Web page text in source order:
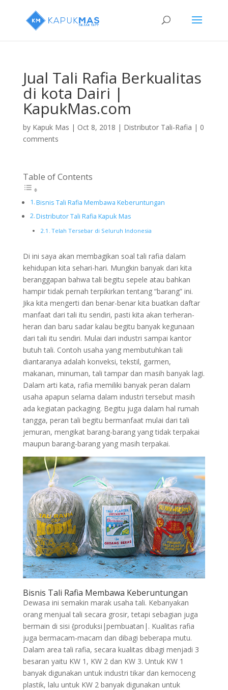
Jual Tali Rafia Berkualitas
di kota Dairi |
KapukMas.com
by Kapuk Mas | Oct 8, 2018 | Distributor Tali-Rafia | 0
comments
Table of Contents
Bisnis Tali Rafia Membawa Keberuntungan
Distributor Tali Rafia Kapuk Mas
Telah Tersebar di Seluruh Indonesia
Di ini saya akan membagikan soal tali rafia dalam
kehidupan kita sehari-hari. Mungkin banyak dari kita
beranggapan bahwa tali begitu sepele atau bahkan
hampir tidak pernah terpikirkan tentang “barang” ini.
Jika kita mengerti dan benar-benar kita buatkan daftar
manfaat dari tali itu sendiri, pasti kita akan terheran-
heran dan baru sadar kalau begitu banyak kegunaan
dari tali itu sendiri. Mulai dari industri sampai kantor
butuh tali. Contoh usaha yang membutuhkan tali
diantaranya adalah konveksi, tekstil, garmen,
makanan, minuman, tali tampar dan masih banyak lagi.
Dalam arti kata, rafia memiliki banyak peran dalam
usaha apapun selama dalam industri tersebut masih
ada kegiatan packaging. Begitu juga dalam hal rumah
tangga, peran tali begitu bermanfaat mulai dari tali
jemuran, mengikat barang-barang yang tidak terpakai
maupun barang-barang yang masih terpakai.
Bisnis Tali Rafia Membawa Keberuntungan
Dewasa ini semakin marak usaha tali. Kebanyakan
orang menjual tali secara grosir, tetapi sebagian juga
bermain di sisi {produksi|pembuatan|. Kualitas rafia
juga bermacam-macam dan dibagi beberapa mutu.
Dalam area tali rafia, secara kualitas dibagi menjadi 3
besaran yaitu KW 1, KW 2 dan KW 3. Untuk KW 1
banyak digunakan untuk industri tikar dan kemoceng
plastik, lalu untuk KW 2 banyak digunakan untuk